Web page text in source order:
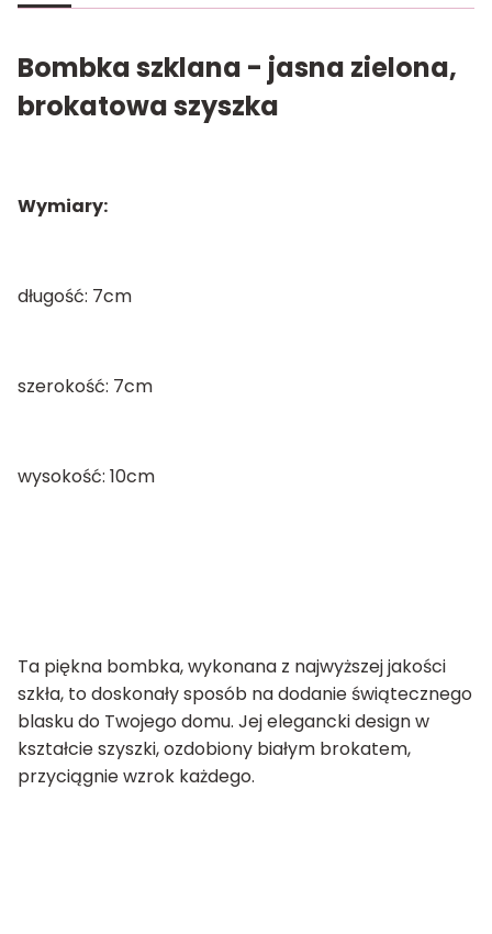
Bombka szklana - jasna zielona,
brokatowa szyszka
Wymiary:
długość: 7cm
szerokość: 7cm
wysokość: 10cm
Ta piękna bombka, wykonana z najwyższej jakości
szkła, to doskonały sposób na dodanie świątecznego
blasku do Twojego domu. Jej elegancki design w
kształcie szyszki, ozdobiony białym brokatem,
przyciągnie wzrok każdego.